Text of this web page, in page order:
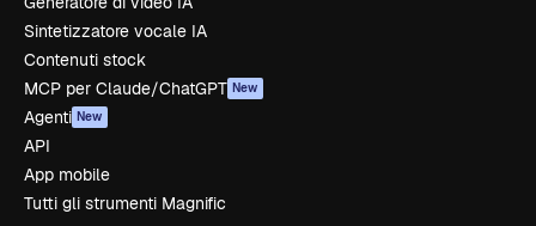
Sintetizzatore vocale IA
Contenuti stock
MCP per Claude/ChatGPT New
Agenti New
API
App mobile
Tutti gli strumenti Magnific